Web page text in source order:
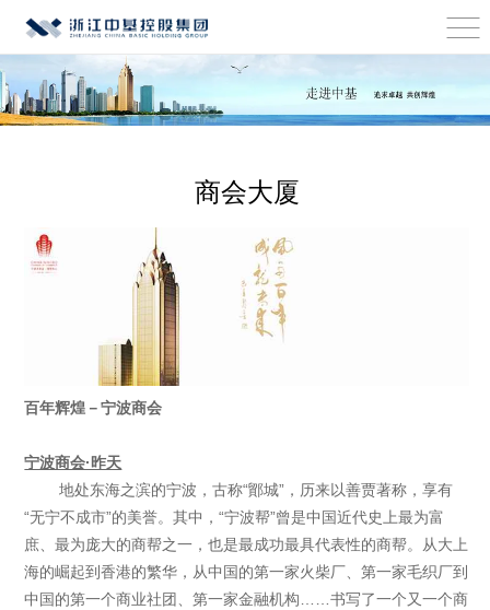
商会大厦
百年辉煌－宁波商会
宁波商会·昨天
地处东海之滨的宁波，古称“鄮城”，历来以善贾著称，享有
“无宁不成市”的美誉。其中，“宁波帮”曾是中国近代史上最为富
庶、最为庞大的商帮之一，也是最成功最具代表性的商帮。从大上
海的崛起到香港的繁华，从中国的第一家火柴厂、第一家毛织厂到
中国的第一个商业社团、第一家金融机构……书写了一个又一个商